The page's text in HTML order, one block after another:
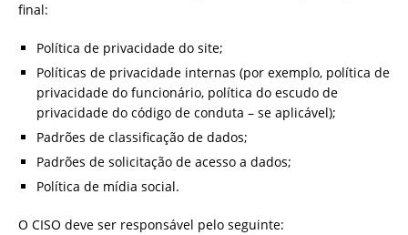
final:
Política de privacidade do site;
Políticas de privacidade internas (por exemplo, política de
privacidade do funcionário, política do escudo de
privacidade do código de conduta – se aplicável);
Padrões de classificação de dados;
Padrões de solicitação de acesso a dados;
Política de mídia social.
O CISO deve ser responsável pelo seguinte: